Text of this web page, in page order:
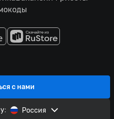
с нами
Россия